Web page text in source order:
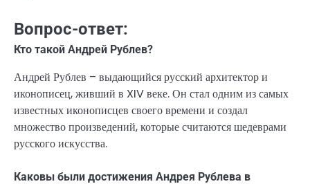
Вопрос-ответ:
Кто такой Андрей Рублев?
Андрей Рублев – выдающийся русский архитектор и
иконописец, живший в XIV веке. Он стал одним из самых
известных иконописцев своего времени и создал
множество произведений, которые считаются шедеврами
русского искусства.
Каковы были достижения Андрея Рублева в